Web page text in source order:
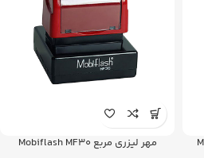
مهر لیزری مربع Mobiflash MF30